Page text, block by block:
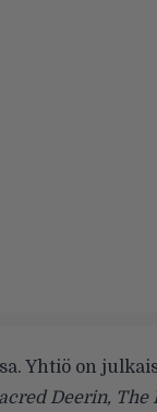
Yhtiö on
Deerin, The